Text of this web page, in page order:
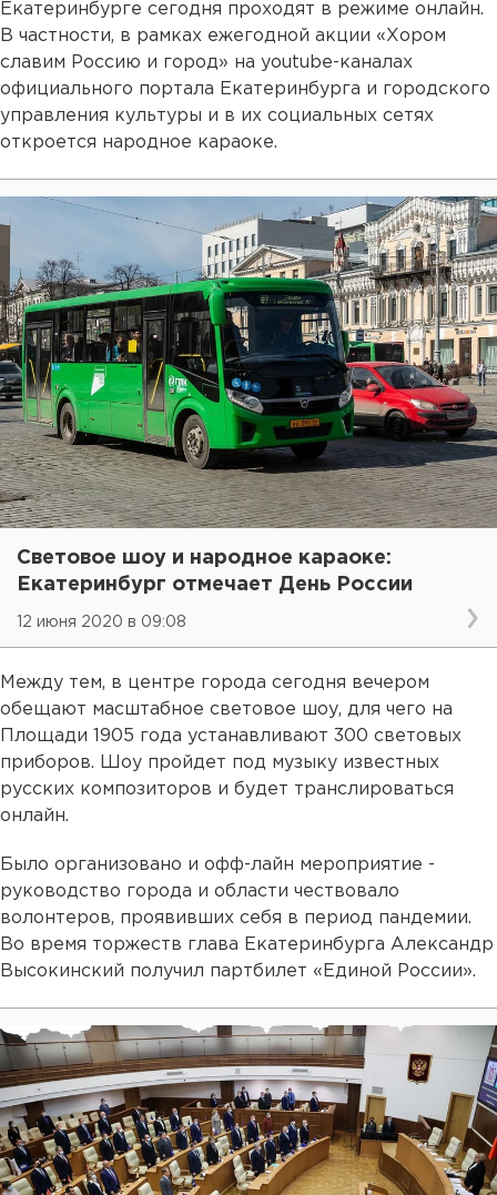
Екатеринбурге сегодня проходят в режиме онлайн.
В частности, в рамках ежегодной акции «Хором
славим Россию и город» на youtube-каналах
официального портала Екатеринбурга и городского
управления культуры и в их социальных сетях
откроется народное караоке.
Световое шоу и народное караоке:
Екатеринбург отмечает День России
12 июня 2020 в 09:08
Между тем, в центре города сегодня вечером
обещают масштабное световое шоу, для чего на
Площади 1905 года устанавливают 300 световых
приборов. Шоу пройдет под музыку известных
русских композиторов и будет транслироваться
онлайн.
Было организовано и офф-лайн мероприятие -
руководство города и области чествовало
волонтеров, проявивших себя в период пандемии.
Во время торжеств глава Екатеринбурга Александр
Высокинский получил партбилет «Единой России».